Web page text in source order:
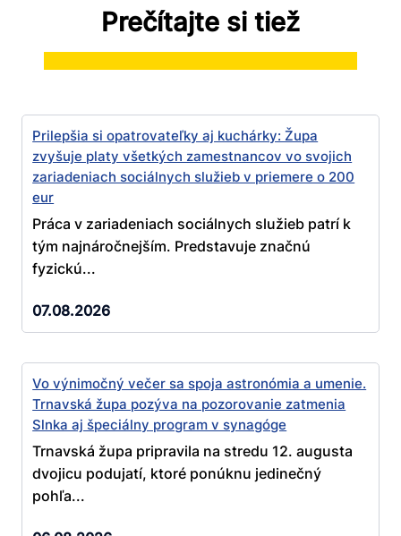
Prečítajte si tiež
Prilepšia si opatrovateľky aj kuchárky: Župa
zvyšuje platy všetkých zamestnancov vo svojich
zariadeniach sociálnych služieb v priemere o 200
eur
Práca v zariadeniach sociálnych služieb patrí k
tým najnáročnejším. Predstavuje značnú
fyzickú...
07.08.2026
Vo výnimočný večer sa spoja astronómia a umenie.
Trnavská župa pozýva na pozorovanie zatmenia
Slnka aj špeciálny program v synagóge
Trnavská župa pripravila na stredu 12. augusta
dvojicu podujatí, ktoré ponúknu jedinečný
pohľa...